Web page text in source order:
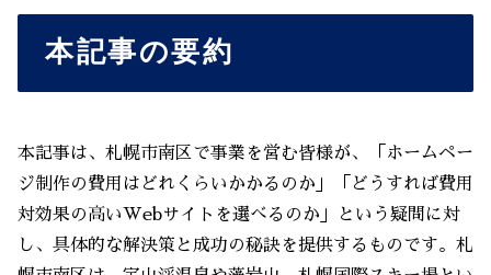
本記事の要約
本記事は、札幌市南区で事業を営む皆様が、「ホームペー
ジ制作の費用はどれくらいかかるのか」「どうすれば費用
対効果の高いWebサイトを選べるのか」という疑問に対
し、具体的な解決策と成功の秘訣を提供するものです。札